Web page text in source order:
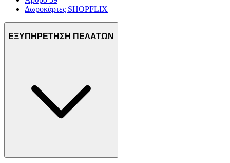
Δωροκάρτες SHOPFLIX
ΕΞΥΠΗΡΕΤΗΣΗ ΠΕΛΑΤΩΝ